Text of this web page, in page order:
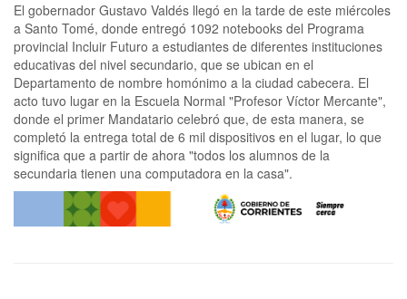
El gobernador Gustavo Valdés llegó en la tarde de este miércoles
a Santo Tomé, donde entregó 1092 notebooks del Programa
provincial Incluir Futuro a estudiantes de diferentes instituciones
educativas del nivel secundario, que se ubican en el
Departamento de nombre homónimo a la ciudad cabecera. El
acto tuvo lugar en la Escuela Normal "Profesor Víctor Mercante",
donde el primer Mandatario celebró que, de esta manera, se
completó la entrega total de 6 mil dispositivos en el lugar, lo que
significa que a partir de ahora "todos los alumnos de la
secundaria tienen una computadora en la casa".